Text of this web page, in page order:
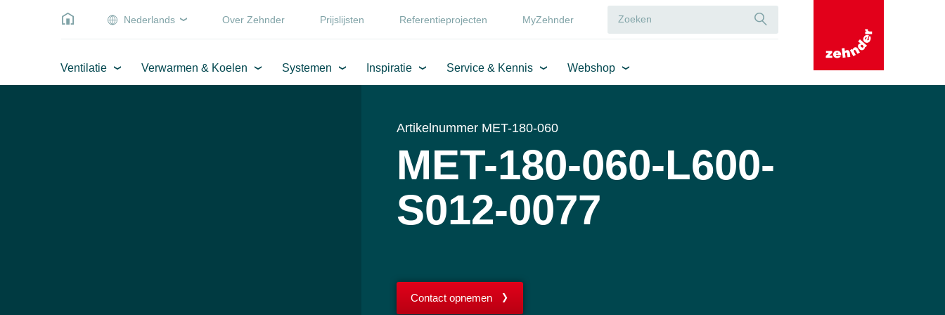
Nederlands Over Zehnder Prijslijsten Referentieprojecten MyZehnder
Ventilatie Verwarmen & Koelen Systemen Inspiratie Service & Kennis Webshop
Artikelnummer MET-180-060
MET-180-060-L600-
S012-0077
Contact opnemen